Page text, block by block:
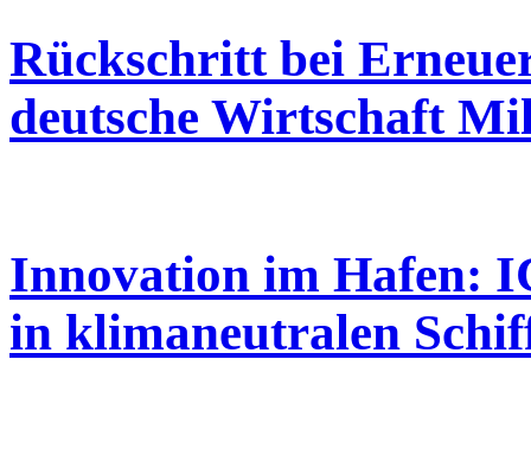
Rückschritt bei
deutsche Wirtschaft
Innovation im Hafen:
in klimaneutralen